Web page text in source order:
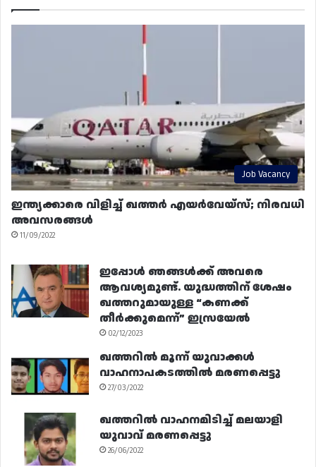
Job Vacancy
ഇന്ത്യക്കാരെ വിളിച്ച് ഖത്തർ എയർവേയ്‌സ്; നിരവധി
അവസരങ്ങൾ
11/09/2022
ഇപ്പോൾ ഞങ്ങൾക്ക് അവരെ
ആവശ്യമുണ്ട്. യുദ്ധത്തിന് ശേഷം
ഖത്തറുമായുള്ള “കണക്ക്
തീർക്കുമെന്ന്” ഇസ്രയേൽ
02/12/2023
ഖത്തറിൽ മൂന്ന് യുവാക്കൾ
വാഹനാപകടത്തിൽ മരണപ്പെട്ടു
27/03/2022
ഖത്തറിൽ വാഹനമിടിച്ച് മലയാളി
യുവാവ് മരണപ്പെട്ടു
26/06/2022